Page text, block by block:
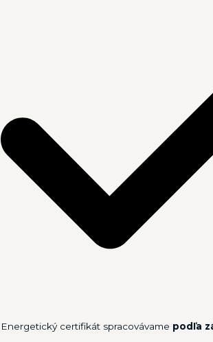
Energetický certifikát spracovávame podľa